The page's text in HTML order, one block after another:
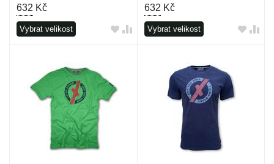
632 Kč
Vybrat velikost
632 Kč
Vybrat velikost